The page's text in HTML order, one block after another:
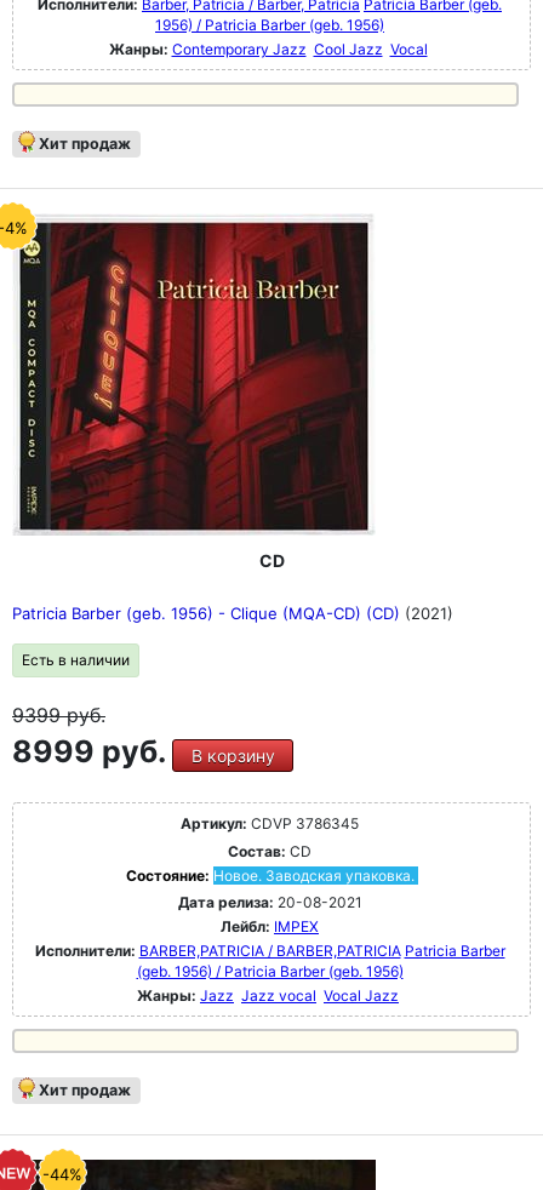
Исполнители: Barber, Patricia / Barber, Patricia Patricia Barber (geb.
1956) / Patricia Barber (geb. 1956)
Жанры: Contemporary Jazz Cool Jazz Vocal
Хит продаж
4%
CD
Patricia Barber (geb. 1956) - Clique (MQA-CD) (CD) (2021)
Есть в наличии
9399руб.
8999 руб. В корзину
Артикул: CDVP 3786345
Состав: CD
Состояние: Новое. Заводская упаковка.
Дата релиза: 20-08-2021
Лейбл: IMPEX
Исполнители: BARBER,PATRICIA / BARBER,PATRICIA Patricia Barber
(geb. 1956) / Patricia Barber (geb. 1956)
Жанры: Jazz Jazz vocal Vocal Jazz
Хит продаж
-44%